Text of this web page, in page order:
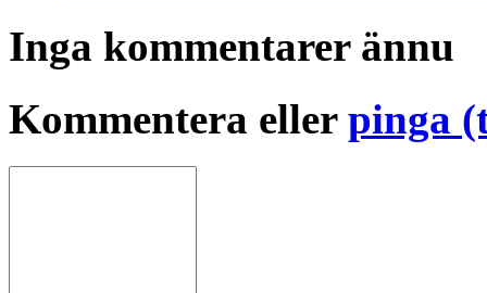
Inga kommentarer ännu
Kommentera eller pinga